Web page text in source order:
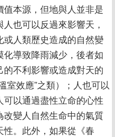
本源，但地與人並非是
也可以反過來影響天，
人類歷史造成的自然變
導致降雨減少，後者如
的不利影響或造成對天的
室效應”之類）；人也可以
以通過盡性立命的心性
變人自然生命中的氣質
。此外，如果從《春